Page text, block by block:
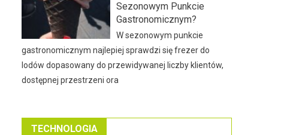
Sezonowym Punkcie
Gastronomicznym?
W sezonowym punkcie
gastronomicznym najlepiej sprawdzi się frezer do
lodów dopasowany do przewidywanej liczby klientów,
dostępnej przestrzeni ora
TECHNOLOGIA